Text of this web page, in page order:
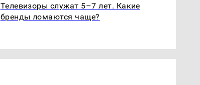
Телевизоры служат 5–7 лет. Какие
бренды ломаются чаще?